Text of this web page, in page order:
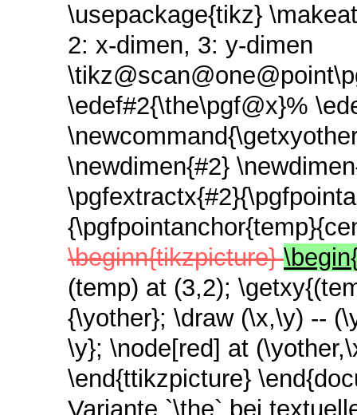
\usepackage{tikz}
2: x-dimen, 3: y-dimen
\edef#2{\the\pgf@x}%
\newdimen{#2}
\beginn{tikzpicture}
(temp) at (3,2);
{\yother}; \draw (\x,\y) --
\y}; \node[red] at
\end{ttikzpicture}
Variante `\the` bei